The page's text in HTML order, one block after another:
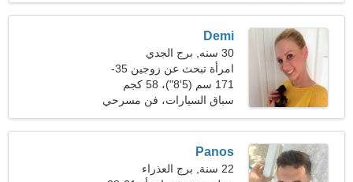
Demi
30 سنه, برج الجدي
امرأة تبحث عن زوجين 35-
42
171 سم (5'8")، 58 كجم
(127 رطلا)
سباق السيارات، فن مسرحي
Panos
22 سنة, برج العذراء